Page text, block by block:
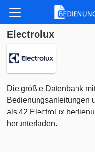
Electrolux
Die größte Datenbank
Bedienungsanleitungen
als 42 Electrolux
herunterladen.